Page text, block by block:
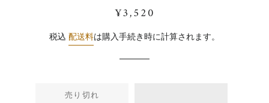
通
価
販
価
¥3,520
税込 配送料は購入手続き時に計算されます。
売り切れ